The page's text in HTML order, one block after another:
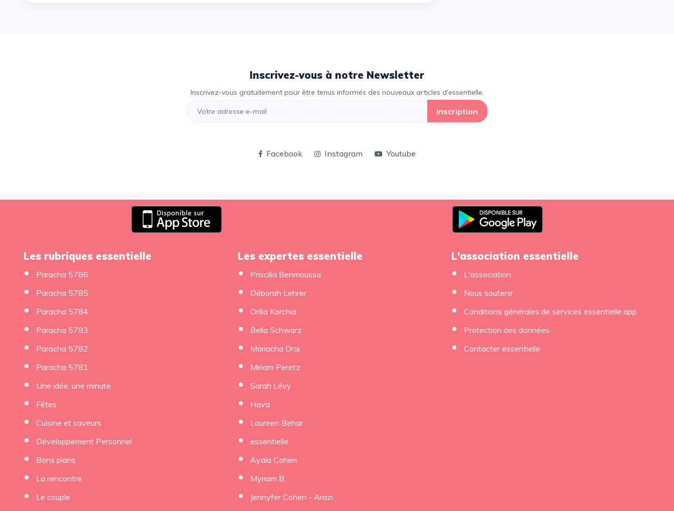
Inscrivez-vous à notre Newsletter
Inscrivez-vous gratuitement pour être tenus informés des nouveaux articles d'essentielle.
Inscription
Facebook Instagram Youtube
Les rubriques essentielle
Paracha 5786
Paracha 5785
Paracha 5784
Paracha 5783
Paracha 5782
Paracha 5781
Une idée, une minute
Fêtes
Cuisine et saveurs
Développement Personnel
Bons plans
La rencontre
Le couple
Les expertes essentielle
Priscilia Benmoussa
Déborah Lehrer
Orilia Korchia
Bella Schwarz
Mariacha Drai
Miriam Peretz
Sarah Lévy
Hava
Laureen Behar
essentielle
Ayala Cohen
Myriam B.
Jennyfer Cohen - Arazi
L'association essentielle
L'association
Nous soutenir
Conditions générales de services essentielle.app
Protection des données
Contacter essentielle